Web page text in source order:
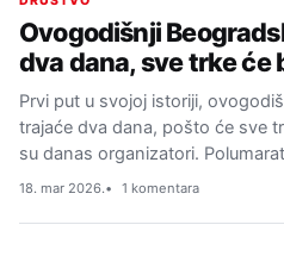
Ovogodišnji
dva dana, sve trke će
Prvi put u svojoj istoriji,
trajaće dva dana, pošto će sve
su danas organizatori.
18. mar 2026. 1 komentara